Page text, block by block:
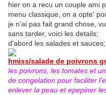
hier on a recu un couple ami
menu classique, on a opte'
je n'ai pas fait grand chose,
sans tarder, voici les details;
d'abord les salades et sauces;
hmiss/salade de poivrons
les poivrons, les tomates et
de congelation pour faciliter
enlever la peau et epepiner